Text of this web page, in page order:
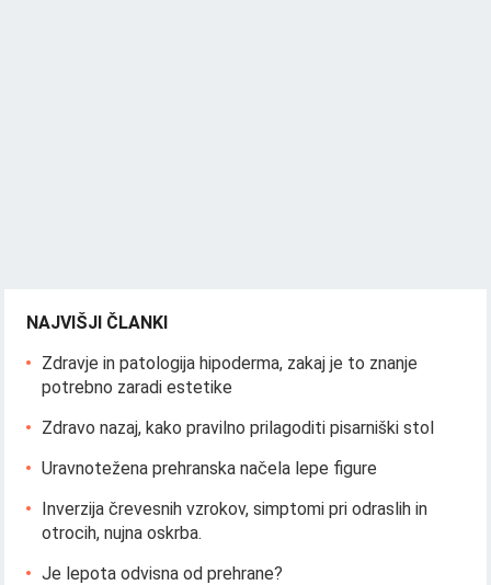
NAJVIŠJI ČLANKI
Zdravje in patologija hipoderma, zakaj je to znanje
potrebno zaradi estetike
Zdravo nazaj, kako pravilno prilagoditi pisarniški stol
Uravnotežena prehranska načela lepe figure
Inverzija črevesnih vzrokov, simptomi pri odraslih in
otrocih, nujna oskrba.
Je lepota odvisna od prehrane?